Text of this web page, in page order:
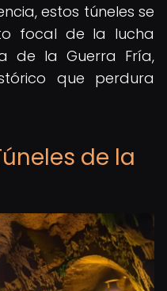
estos túneles se
focal de la lucha
de la Guerra Fría,
que perdura
de la